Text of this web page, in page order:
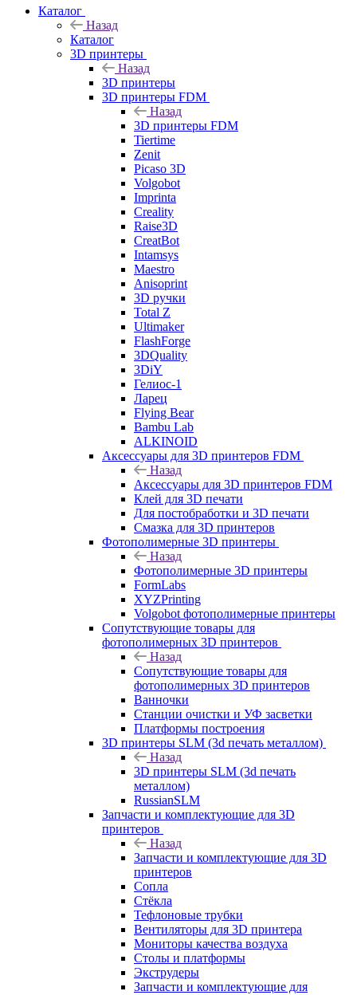
Каталог
Назад
Каталог
3D принтеры
Назад
3D принтеры
3D принтеры FDM
Назад
3D принтеры FDM
Tiertime
Zenit
Picaso 3D
Volgobot
Imprinta
Creality
Raise3D
CreatBot
Intamsys
Maestro
Anisoprint
3D ручки
Total Z
Ultimaker
FlashForge
3DQuality
3DiY
Гелиос-1
Ларец
Flying Bear
Bambu Lab
ALKINOID
Аксессуары для 3D принтеров FDM
Назад
Аксессуары для 3D принтеров FDM
Клей для 3D печати
Для постобработки и 3D печати
Смазка для 3D принтеров
Фотополимерные 3D принтеры
Назад
Фотополимерные 3D принтеры
FormLabs
XYZPrinting
Volgobot фотополимерные принтеры
Сопутствующие товары для
фотополимерных 3D принтеров
Назад
Сопутствующие товары для
фотополимерных 3D принтеров
Ванночки
Станции очистки и УФ засветки
Платформы построения
3D принтеры SLM (3d печать металлом)
Назад
3D принтеры SLM (3d печать
металлом)
RussianSLM
Запчасти и комплектующие для 3D
принтеров
Назад
Запчасти и комплектующие для 3D
принтеров
Сопла
Cтёкла
Тефлоновые трубки
Вентиляторы для 3D принтера
Мониторы качества воздуха
Столы и платформы
Экструдеры
Запчасти и комплектующие для